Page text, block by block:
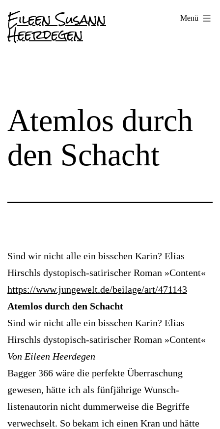
Inhalt
springen
Eileen Susann
Heerdegen
Menü
Atemlos durch
den Schacht
Sind wir nicht alle ein bisschen Karin? Elias
Hirschls dystopisch-satirischer Roman »Content«
https://www.jungewelt.de/beilage/art/471143
Atemlos durch den Schacht
Sind wir nicht alle ein bisschen Karin? Elias
Hirschls dystopisch-satirischer Roman »Content«
Von Eileen Heerdegen
Bagger 366 wäre die perfekte Überraschung
gewesen, hätte ich als fünfjährige Wunsch­
listenautorin nicht dummerweise die Begriffe
verwechselt. So bekam ich einen Kran und hätte